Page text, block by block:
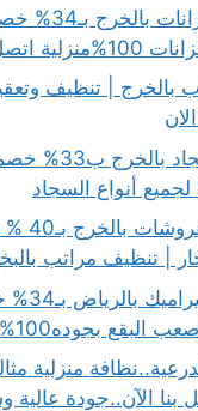
شركة تنظيف
اتصل الان
| تنظيف وتعقيم
شركة تنظيف
شركة
| تنظيف مراتب
شركة
بجوده100% اتصل الان
منزلية
بنا الآن..جودة